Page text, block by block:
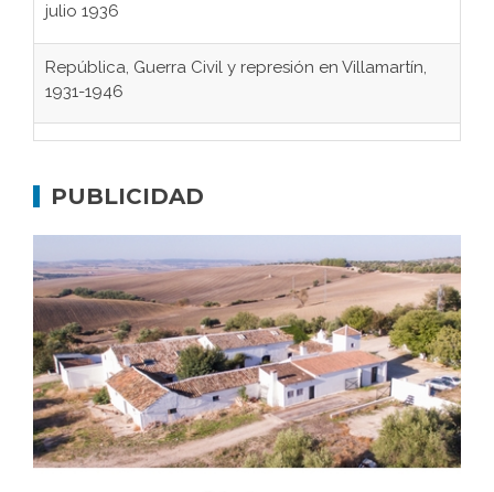
Don Perafán de Ribera y sus fundaciones de
El Frente Popular. Ubrique, febrero-julio 1936
Juntar las letras. La alfabetización en el campo: del
afán de saber a la autogestión
Historia y vivencias del poblado de Los Hurones
Memoria inacabada